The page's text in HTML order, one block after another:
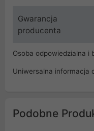
Gwarancja
producenta
Osoba odpowiedzialna i
Uniwersalna informacja
Podobne